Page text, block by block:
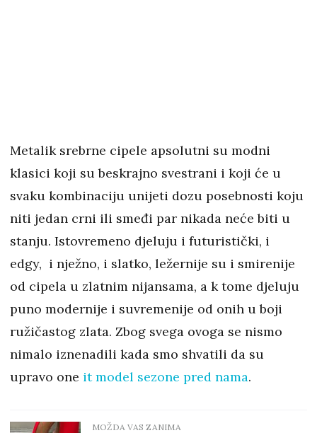
Metalik srebrne cipele apsolutni su modni
klasici koji su beskrajno svestrani i koji će u
svaku kombinaciju unijeti dozu posebnosti koju
niti jedan crni ili smeđi par nikada neće biti u
stanju. Istovremeno djeluju i futuristički, i
edgy, i nježno, i slatko, ležernije su i smirenije
od cipela u zlatnim nijansama, a k tome djeluju
puno modernije i suvremenije od onih u boji
ružičastog zlata. Zbog svega ovoga se nismo
nimalo iznenadili kada smo shvatili da su
upravo one it model sezone pred nama.
MOŽDA VAS ZANIMA